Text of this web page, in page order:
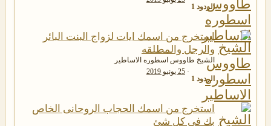
الردود 1
استخرج من اسمك ايات لزواج البنت البائر
والرجل والمطلقه
الشيخ طاووس اسطوره الاساطير
الردود 1
25 يونيو 2019
استخرج من اسمك الحجاب الروحانى الخاص
بك فى كل شئ